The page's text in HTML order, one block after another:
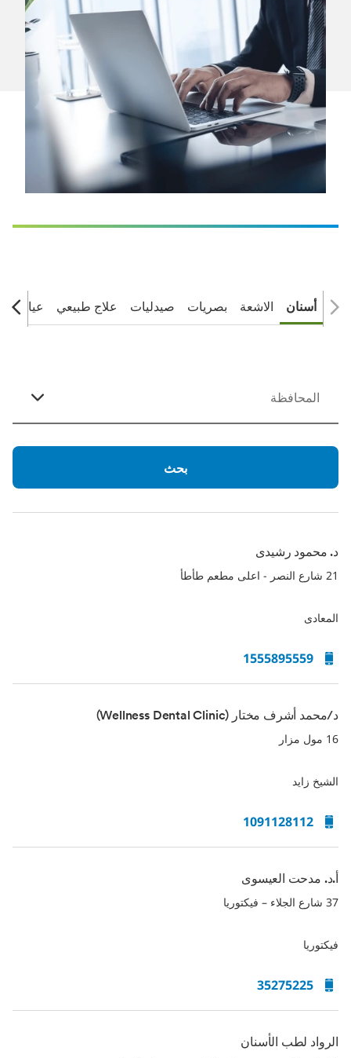
أسنان الاشعة بصريات صيدليات علاج طبيعي عيادات
بحث
204
contacts
د. محمود رشيدى
21 شارع النصر - اعلى مطعم طأطأ
المعادى
1555895559
د/محمد أشرف مختار (Wellness Dental Clinic)
16 مول مزار
الشيخ زايد
1091128112
أ.د. مدحت العيسوى
37 شارع الجلاء – فيكتوريا
فيكتوريا
35275225
الرواد لطب الأسنان